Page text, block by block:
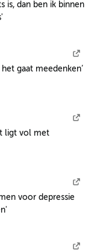
is, dan ben ik binnen
gaat meedenken’
ligt vol met
voor depressie